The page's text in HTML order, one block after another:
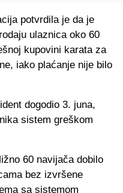
potvrdila je da je
ulaznica oko 60
kupovini karata za
iako plaćanje nije bilo
dogodio 3. juna,
sistem greškom
60 navijača dobilo
bez izvršene
sa sistemom